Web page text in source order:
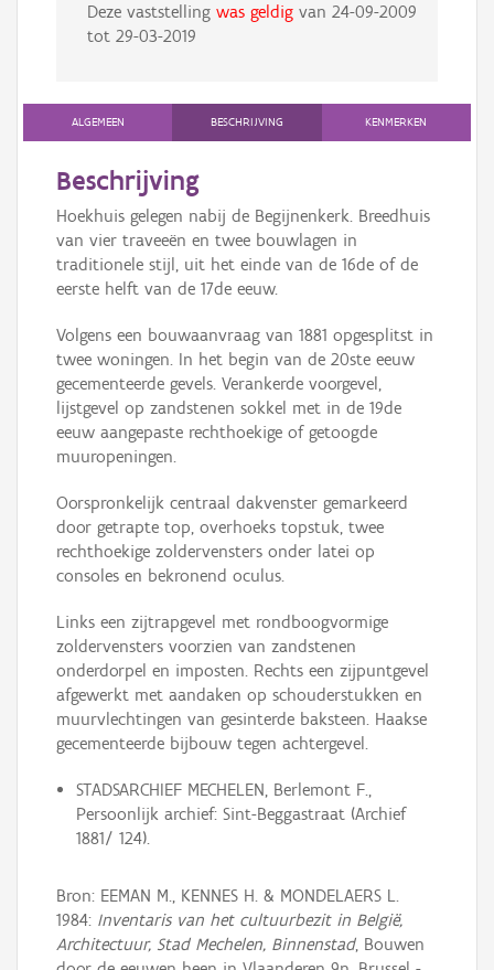
Deze vaststelling was geldigvan 24-09-2009
tot 29-03-2019
ALGEMEEN BESCHRIJVING KENMERKEN
Beschrijving
Hoekhuis gelegen nabij de Begijnenkerk. Breedhuis
van vier traveeën en twee bouwlagen in
traditionele stijl, uit het einde van de 16de of de
eerste helft van de 17de eeuw.
Volgens een bouwaanvraag van 1881 opgesplitst in
twee woningen. In het begin van de 20ste eeuw
gecementeerde gevels. Verankerde voorgevel,
lijstgevel op zandstenen sokkel met in de 19de
eeuw aangepaste rechthoekige of getoogde
muuropeningen.
Oorspronkelijk centraal dakvenster gemarkeerd
door getrapte top, overhoeks topstuk, twee
rechthoekige zoldervensters onder latei op
consoles en bekronend oculus.
Links een zijtrapgevel met rondboogvormige
zoldervensters voorzien van zandstenen
onderdorpel en imposten. Rechts een zijpuntgevel
afgewerkt met aandaken op schouderstukken en
muurvlechtingen van gesinterde baksteen. Haakse
gecementeerde bijbouw tegen achtergevel.
STADSARCHIEF MECHELEN, Berlemont F.,
Persoonlijk archief: Sint-Beggastraat (Archief
1881/ 124).
Bron: EEMAN M., KENNES H. & MONDELAERS L.
1984: Inventaris van het cultuurbezit in België,
Architectuur, Stad Mechelen, Binnenstad, Bouwen